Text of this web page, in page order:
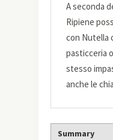
A seconda
Ripiene
con Nutella
pasticceria
stesso
anche le
Summary